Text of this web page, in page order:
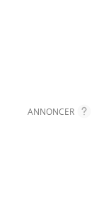
ANNONCER